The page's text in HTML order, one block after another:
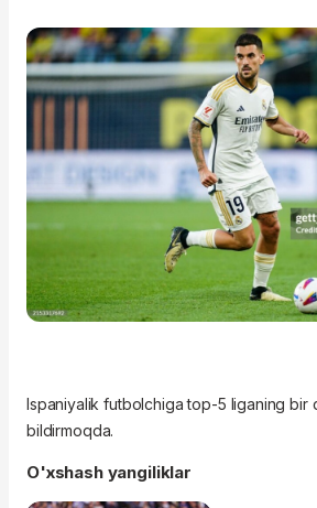
Ispaniyalik futbolchiga top-5 liganing bir
bildirmoqda.
O'xshash yangiliklar